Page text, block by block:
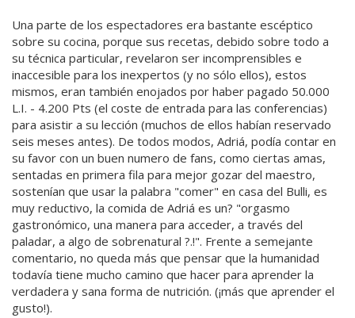
Una parte de los espectadores era bastante escéptico
sobre su cocina, porque sus recetas, debido sobre todo a
su técnica particular, revelaron ser incomprensibles e
inaccesible para los inexpertos (y no sólo ellos), estos
mismos, eran también enojados por haber pagado 50.000
L.I. - 4.200 Pts (el coste de entrada para las conferencias)
para asistir a su lección (muchos de ellos habían reservado
seis meses antes). De todos modos, Adriá, podía contar en
su favor con un buen numero de fans, como ciertas amas,
sentadas en primera fila para mejor gozar del maestro,
sostenían que usar la palabra "comer" en casa del Bulli, es
muy reductivo, la comida de Adriá es un? "orgasmo
gastronómico, una manera para acceder, a través del
paladar, a algo de sobrenatural ?.!". Frente a semejante
comentario, no queda más que pensar que la humanidad
todavía tiene mucho camino que hacer para aprender la
verdadera y sana forma de nutrición. (¡más que aprender el
gusto!).